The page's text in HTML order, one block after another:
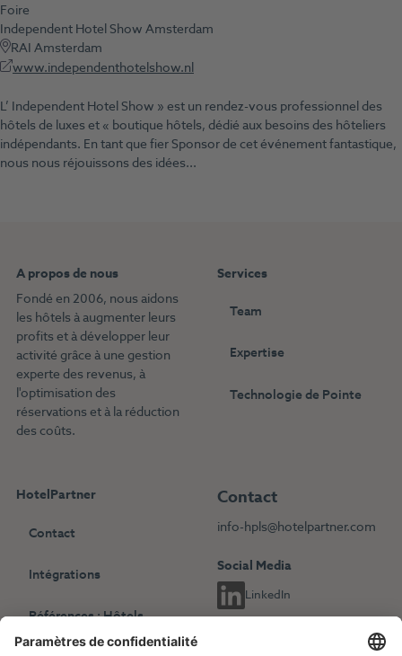
Foire
Independent Hotel Show Amsterdam
RAI Amsterdam
www.independenthotelshow.nl
L’ Independent Hotel Show » est un rendez-vous professionnel des
hôtels de luxes et « boutique hôtels, dédié aux besoins des hôteliers
indépendants. En tant que fier Sponsor de cet événement fantastique,
nous nous réjouissons des idées...
A propos de nous
Fondé en 2006, nous aidons
les hôtels à augmenter leurs
profits et à développer leur
activité grâce à une gestion
experte des revenus, à
l'optimisation des
réservations et à la réduction
des coûts.
Services
Team
Expertise
Technologie de Pointe
HotelPartner
Contact
Intégrations
Références : Hôtels
indépendants
Contact
info-hpls@hotelpartner.com
Social Media
LinkedIn
Choisissez une autre langue